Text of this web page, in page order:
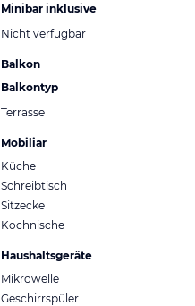
Minibar inklusive
Nicht verfügbar
Balkon
Balkontyp
Terrasse
Mobiliar
Küche
Schreibtisch
Sitzecke
Kochnische
Haushaltsgeräte
Mikrowelle
Geschirrspüler